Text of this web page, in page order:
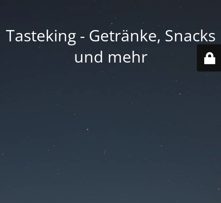
Tasteking - Getränke, Snacks
und mehr